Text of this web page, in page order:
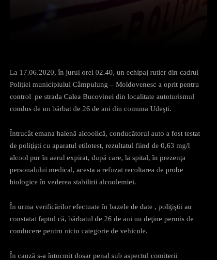
La 17.06.2020, în jurul orei 02.40, un echipaj rutier din cadrul
Poliţiei municipiului Câmpulung – Moldovenesc a oprit pentru
control pe strada Calea Bucovinei din localitate autoturismul
condus de un bărbat de 26 de ani din comuna Udeşti.
Întrucât emana halenă alcoolică, conducătorul auto a fost testat
de poliţişti cu aparatul etilotest, rezultatul fiind de 0,63 mg/l
alcool pur în aerul expirat, după care, la spital, în prezenţa
personalului medical, acesta a refuzat recoltarea de probe
biologice în vederea stabilirii alcoolemiei.
În urma verificărilor efectuate în bazele de date , poliţiştii au
constatat faptul că, bărbatul de 26 de ani nu deţine permis de
conducere pentru nicio categorie de vehicule.
În cauză s-a întocmit dosar penal sub aspectul comiterii